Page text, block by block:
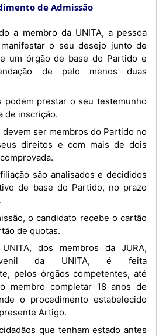
de Admissão
o seu desejo junto de
um órgão de base do Partido e
de pelo menos duas
de inscrição.
direitos e com mais de dois
de base do Partido, no prazo
de quotas.
da UNITA, é feita
pelos órgãos competentes, até
membro completar 18 anos de
o procedimento estabelecido
Artigo.